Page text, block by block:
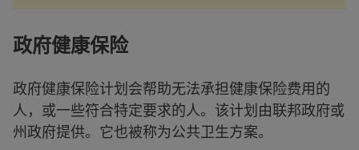
政府健康保险
政府健康保险计划会帮助无法承担健康保险费用的
人，或一些符合特定要求的人。该计划由联邦政府或
州政府提供。它也被称为公共卫生方案。